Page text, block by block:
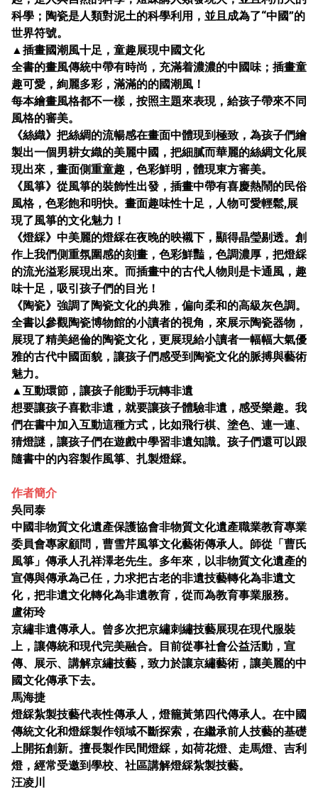
科學；陶瓷是人類對泥土的科學利用，並且成為了“中國”的
世界符號。
▲插畫國潮風十足，童趣展現中國文化
全書的畫風傳統中帶有時尚，充滿着濃濃的中國味；插畫童
趣可愛，絢麗多彩，滿滿的的國潮風！
每本繪畫風格都不一樣，按照主題來表現，給孩子帶來不同
風格的審美。
《絲織》把絲綢的流暢感在畫面中體現到極致，為孩子們繪
製出一個男耕女織的美麗中國，把細膩而華麗的絲綢文化展
現出來，畫面側重童趣，色彩鮮明，體現東方審美。
《風箏》從風箏的裝飾性出發，插畫中帶有喜慶熱鬧的民俗
風格，色彩飽和明快。畫面趣味性十足，人物可愛輕鬆,展
現了風箏的文化魅力！
《燈綵》中美麗的燈綵在夜晚的映襯下，顯得晶瑩剔透。創
作上我們側重氛圍感的刻畫，色彩鮮豔，色調濃厚，把燈綵
的流光溢彩展現出來。而插畫中的古代人物則是卡通風，趣
味十足，吸引孩子們的目光！
《陶瓷》強調了陶瓷文化的典雅，偏向柔和的高級灰色調。
全書以參觀陶瓷博物館的小讀者的視角，來展示陶瓷器物，
展現了精美絕倫的陶瓷文化，更展現給小讀者一幅幅大氣優
雅的古代中國面貌，讓孩子們感受到陶瓷文化的脈搏與藝術
魅力。
▲互動環節，讓孩子能動手玩轉非遺
想要讓孩子喜歡非遺，就要讓孩子體驗非遺，感受樂趣。我
們在書中加入互動這種方式，比如飛行棋、塗色、連一連、
猜燈謎，讓孩子們在遊戲中學習非遺知識。孩子們還可以跟
隨書中的內容製作風箏、扎製燈綵。
作者簡介
吳同泰
中國非物質文化遺產保護協會非物質文化遺產職業教育專業
委員會專家顧問，曹雪芹風箏文化藝術傳承人。師從「曹氏
風箏」傳承人孔祥澤老先生。多年來，以非物質文化遺產的
宣傳與傳承為己任，力求把古老的非遺技藝轉化為非遺文
化，把非遺文化轉化為非遺教育，從而為教育事業服務。
盧術玲
京繡非遺傳承人。曾多次把京繡刺繡技藝展現在現代服裝
上，讓傳統和現代完美融合。目前從事社會公益活動，宣
傳、展示、講解京繡技藝，致力於讓京繡藝術，讓美麗的中
國文化傳承下去。
馬海捷
燈綵紮製技藝代表性傳承人，燈籠黃第四代傳承人。在中國
傳統文化和燈綵製作領域不斷探索，在繼承前人技藝的基礎
上開拓創新。擅長製作民間燈綵，如荷花燈、走馬燈、吉利
燈，經常受邀到學校、社區講解燈綵紮製技藝。
汪凌川